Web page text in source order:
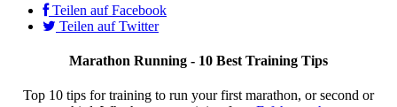
Teilen auf Facebook
Teilen auf Twitter
Marathon Running - 10 Best Training Tips
Top 10 tips for training to run your first marathon, or second or